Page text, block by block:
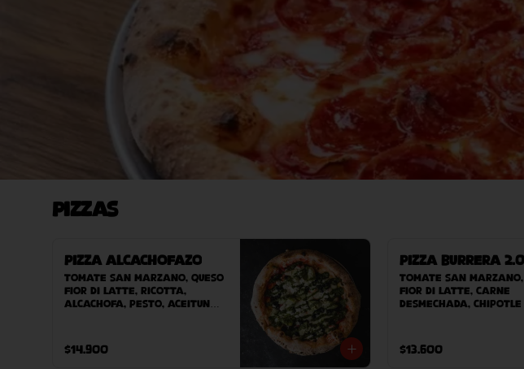
Pizzas
Pizza Alcachofazo
Tomate San Marzano, queso
Fior Di Latte, ricotta,
alcachofa, pesto, aceitunas
$14.900
Pizza Burrera 2.0
Tomate San
Fior Di Latte, carne
desmechada, chipotle
chile tajin, palta.
$13.600